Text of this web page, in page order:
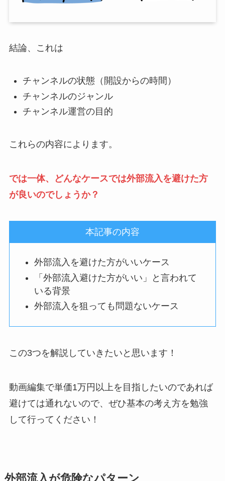
結論、これは
チャンネルの状態（開設からの時間）
チャンネルのジャンル
チャンネル運営の目的
これらの内容によります。
では一体、どんなケースでは外部流入を避けた方
が良いのでしょうか？
本記事の内容
外部流入を避けた方がいいケース
「外部流入避けた方がいい」と言われて
いる背景
外部流入を狙っても問題ないケース
この3つを解説していきたいと思います！
動画編集で単価1万円以上を目指したいのであれば
避けては通れないので、ぜひ基本の考え方を勉強
して行ってください！
外部流入が危険なパターン